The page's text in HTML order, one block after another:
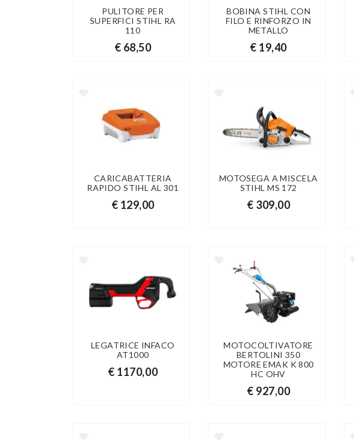
PULITORE PER
SUPERFICI STIHL RA
110
€ 68,50
BOBINA STIHL CON
FILO E RINFORZO IN
METALLO
€ 19,40
CARICABATTERIA
RAPIDO STIHL AL 301
€ 129,00
MOTOSEGA A MISCELA
STIHL MS 172
€ 309,00
LEGATRICE INFACO
AT1000
€ 1170,00
MOTOCOLTIVATORE
BERTOLINI 350
MOTORE EMAK K 800
HC OHV
€ 927,00